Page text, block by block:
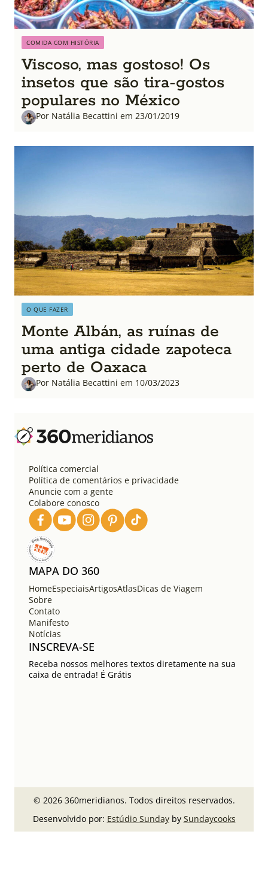
COMIDA COM HISTÓRIA
Viscoso, mas gostoso! Os
insetos que são tira-gostos
populares no México
Por Natália Becattini em 23/01/2019
O QUE FAZER
Monte Albán, as ruínas de
uma antiga cidade zapoteca
perto de Oaxaca
Por Natália Becattini em 10/03/2023
Política comercial
Política de comentários e privacidade
Anuncie com a gente
Colabore conosco
MAPA DO 360
HomeEspeciaisArtigosAtlasDicas de Viagem
Sobre
Contato
Manifesto
Notícias
INSCREVA-SE
Receba nossos melhores textos diretamente na sua
caixa de entrada! É Grátis
© 2026 360meridianos. Todos direitos reservados.
Desenvolvido por: Estúdio Sundayby Sundaycooks